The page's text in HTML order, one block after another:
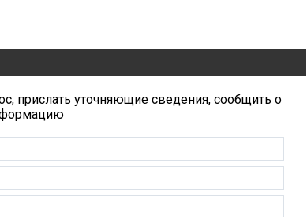
прислать уточняющие сведения, сообщить о